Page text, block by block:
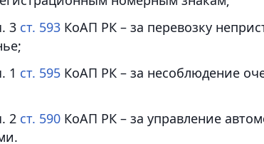
3 ст. 593 КоАП РК – за перевозку
1 ст. 595 КоАП РК – за несоблюдение
2 ст. 590 КоАП РК – за управление